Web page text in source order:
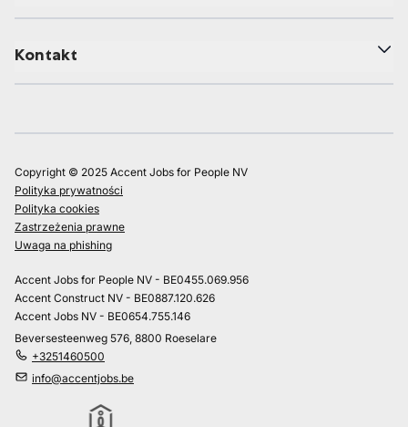
Kontakt
Copyright © 2025 Accent Jobs for People NV
Polityka prywatności
Polityka cookies
Zastrzeżenia prawne
Uwaga na phishing
Accent Jobs for People NV - BE0455.069.956
Accent Construct NV - BE0887.120.626
Accent Jobs NV - BE0654.755.146
Beversesteenweg 576, 8800 Roeselare
+3251460500
info@accentjobs.be